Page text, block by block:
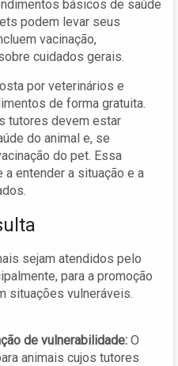
básicos de saúde
podem levar seus
vacinação,
cuidados gerais.
por veterinários e
de forma gratuita.
tutores devem estar
do animal e, se
do pet. Essa
a entender a situação e a
sejam atendidos pelo
para a promoção
situações vulneráveis.
de vulnerabilidade: O
animais cujos tutores